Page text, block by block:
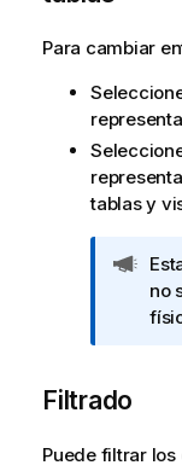
Para cambiar
tablas y
N
o
t
r
no
Filtrado
Puede filtrar